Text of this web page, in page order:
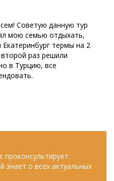
Советую данную тур
мою семью отдыхать,
термы на 2
раз решили
в Турцию, все